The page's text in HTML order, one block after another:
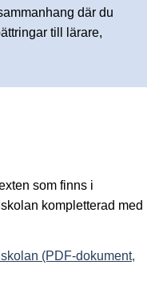
där du
till lärare,
som finns i
kompletterad med
(PDF-dokument,